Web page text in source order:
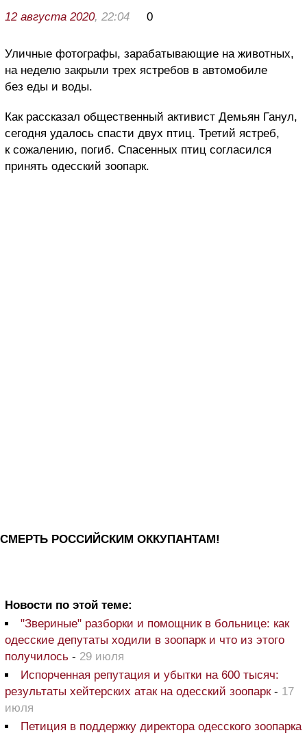
12 августа 2020, 22:04 0
Уличные фотографы, зарабатывающие на животных,
на неделю закрыли трех ястребов в автомобиле
без еды и воды.
Как рассказал общественный активист Демьян Ганул,
сегодня удалось спасти двух птиц. Третий ястреб,
к сожалению, погиб. Спасенных птиц согласился
принять одесский зоопарк.
СМЕРТЬ РОССИЙСКИМ ОККУПАНТАМ!
Новости по этой теме:
"Звериные" разборки и помощник в больнице: как
одесские депутаты ходили в зоопарк и что из этого
получилось - 29 июля
Испорченная репутация и убытки на 600 тысяч:
результаты хейтерских атак на одесский зоопарк- 17
июля
Петиция в поддержку директора одесского зоопарка